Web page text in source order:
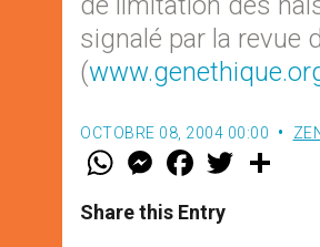
signalé par la revue
(
OCTOBRE 08, 2004 00:00
W
t
s
M
e
s
e
F
a
e
b
w
Share this Entry